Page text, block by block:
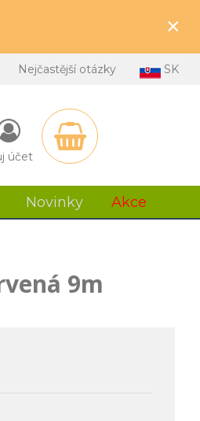
×
Nejčastější otázky SK
účet
Novinky Akce
9m